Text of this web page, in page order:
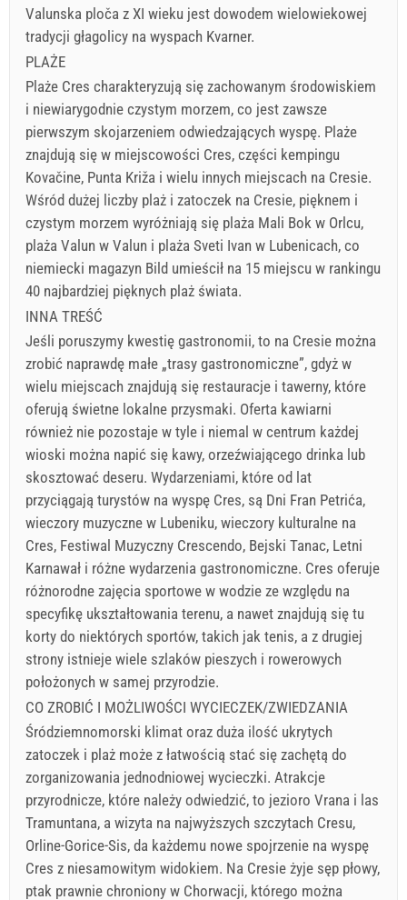
Valunska ploča z XI wieku jest dowodem wielowiekowej
tradycji głagolicy na wyspach Kvarner.
PLAŻE
Plaże Cres charakteryzują się zachowanym środowiskiem
i niewiarygodnie czystym morzem, co jest zawsze
pierwszym skojarzeniem odwiedzających wyspę. Plaże
znajdują się w miejscowości Cres, części kempingu
Kovačine, Punta Križa i wielu innych miejscach na Cresie.
Wśród dużej liczby plaż i zatoczek na Cresie, pięknem i
czystym morzem wyróżniają się plaża Mali Bok w Orlcu,
plaża Valun w Valun i plaża Sveti Ivan w Lubenicach, co
niemiecki magazyn Bild umieścił na 15 miejscu w rankingu
40 najbardziej pięknych plaż świata.
INNA TREŚĆ
Jeśli poruszymy kwestię gastronomii, to na Cresie można
zrobić naprawdę małe „trasy gastronomiczne”, gdyż w
wielu miejscach znajdują się restauracje i tawerny, które
oferują świetne lokalne przysmaki. Oferta kawiarni
również nie pozostaje w tyle i niemal w centrum każdej
wioski można napić się kawy, orzeźwiającego drinka lub
skosztować deseru. Wydarzeniami, które od lat
przyciągają turystów na wyspę Cres, są Dni Fran Petrića,
wieczory muzyczne w Lubeniku, wieczory kulturalne na
Cres, Festiwal Muzyczny Crescendo, Bejski Tanac, Letni
Karnawał i różne wydarzenia gastronomiczne. Cres oferuje
różnorodne zajęcia sportowe w wodzie ze względu na
specyfikę ukształtowania terenu, a nawet znajdują się tu
korty do niektórych sportów, takich jak tenis, a z drugiej
strony istnieje wiele szlaków pieszych i rowerowych
położonych w samej przyrodzie.
CO ZROBIĆ I MOŻLIWOŚCI WYCIECZEK/ZWIEDZANIA
Śródziemnomorski klimat oraz duża ilość ukrytych
zatoczek i plaż może z łatwością stać się zachętą do
zorganizowania jednodniowej wycieczki. Atrakcje
przyrodnicze, które należy odwiedzić, to jezioro Vrana i las
Tramuntana, a wizyta na najwyższych szczytach Cresu,
Orline-Gorice-Sis, da każdemu nowe spojrzenie na wyspę
Cres z niesamowitym widokiem. Na Cresie żyje sęp płowy,
ptak prawnie chroniony w Chorwacji, którego można